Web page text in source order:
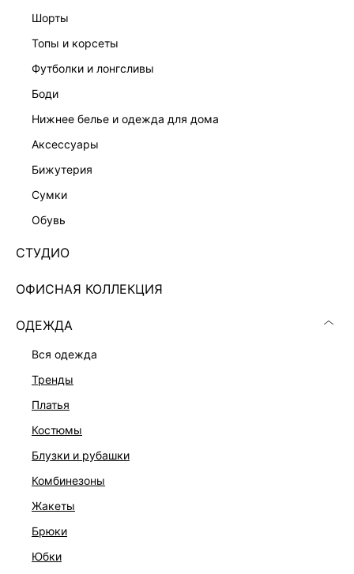
шорты
топы и корсеты
футболки и лонгсливы
боди
нижнее белье и одежда для дома
аксессуары
бижутерия
сумки
обувь
СТУДИО
ОФИСНАЯ КОЛЛЕКЦИЯ
ОДЕЖДА
вся одежда
тренды
платья
костюмы
блузки и рубашки
комбинезоны
жакеты
брюки
юбки
КОМБИНЕЗОН
КОМБИНЕЗОН С БАСКОЙ